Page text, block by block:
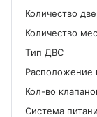
Количество
Количество
Tип ДВС
Расположение
Кол-во
Система